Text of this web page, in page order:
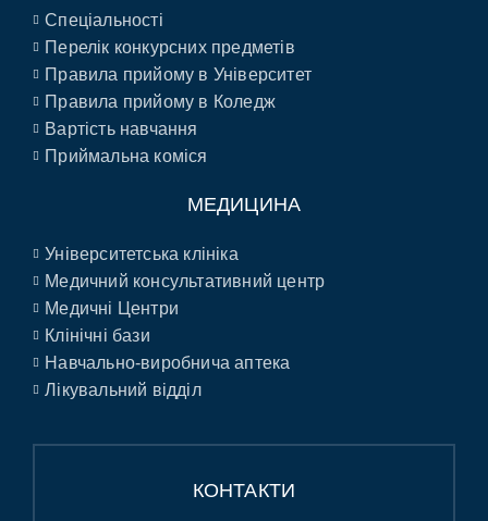
Спеціальності
Перелік конкурсних предметів
Правила прийому в Університет
Правила прийому в Коледж
Вартість навчання
Приймальна коміся
МЕДИЦИНА
Університетська клініка
Медичний консультативний центр
Медичні Центри
Клінічні бази
Навчально-виробнича аптека
Лікувальний відділ
КОНТАКТИ